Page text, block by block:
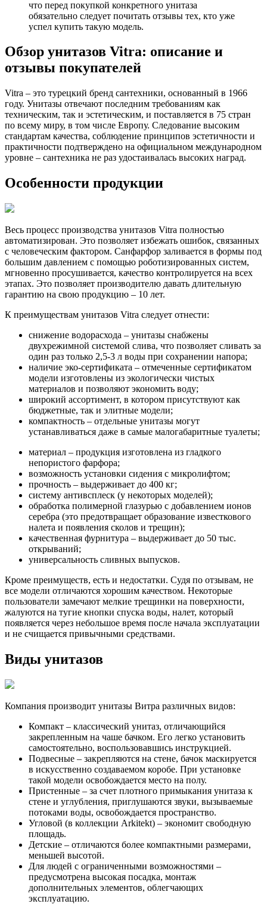
что перед покупкой конкретного унитаза
обязательно следует почитать отзывы тех, кто уже
успел купить такую модель.
Обзор унитазов Vitra: описание и
отзывы покупателей
Vitra – это турецкий бренд сантехники, основанный в 1966
году. Унитазы отвечают последним требованиям как
техническим, так и эстетическим, и поставляется в 75 стран
по всему миру, в том числе Европу. Следование высоким
стандартам качества, соблюдение принципов эстетичности и
практичности подтверждено на официальном международном
уровне – сантехника не раз удостаивалась высоких наград.
Особенности продукции
Весь процесс производства унитазов Vitra полностью
автоматизирован. Это позволяет избежать ошибок, связанных
с человеческим фактором. Санфарфор заливается в формы под
большим давлением с помощью роботизированных систем,
мгновенно просушивается, качество контролируется на всех
этапах. Это позволяет производителю давать длительную
гарантию на свою продукцию – 10 лет.
К преимуществам унитазов Vitra следует отнести:
снижение водорасхода – унитазы снабжены
двухрежимной системой слива, что позволяет сливать за
один раз только 2,5-3 л воды при сохранении напора;
наличие эко-сертификата – отмеченные сертификатом
модели изготовлены из экологически чистых
материалов и позволяют экономить воду;
широкий ассортимент, в котором присутствуют как
бюджетные, так и элитные модели;
компактность – отдельные унитазы могут
устанавливаться даже в самые малогабаритные туалеты;
материал – продукция изготовлена из гладкого
непористого фарфора;
возможность установки сидения с микролифтом;
прочность – выдерживает до 400 кг;
систему антивсплеск (у некоторых моделей);
обработка полимерной глазурью с добавлением ионов
серебра (это предотвращает образование известкового
налета и появления сколов и трещин);
качественная фурнитура – выдерживает до 50 тыс.
открываний;
универсальность сливных выпусков.
Кроме преимуществ, есть и недостатки. Судя по отзывам, не
все модели отличаются хорошим качеством. Некоторые
пользователи замечают мелкие трещинки на поверхности,
жалуются на тугие кнопки спуска воды, налет, который
появляется через небольшое время после начала эксплуатации
и не счищается привычными средствами.
Виды унитазов
Компания производит унитазы Витра различных видов:
Компакт – классический унитаз, отличающийся
закрепленным на чаше бачком. Его легко установить
самостоятельно, воспользовавшись инструкцией.
Подвесные – закрепляются на стене, бачок маскируется
в искусственно создаваемом коробе. При установке
такой модели освобождается место на полу.
Пристенные – за счет плотного примыкания унитаза к
стене и углубления, приглушаются звуки, вызываемые
потоками воды, освобождается пространство.
Угловой (в коллекции Arkitekt) – экономит свободную
площадь.
Детские – отличаются более компактными размерами,
меньшей высотой.
Для людей с ограниченными возможностями –
предусмотрена высокая посадка, монтаж
дополнительных элементов, облегчающих
эксплуатацию.